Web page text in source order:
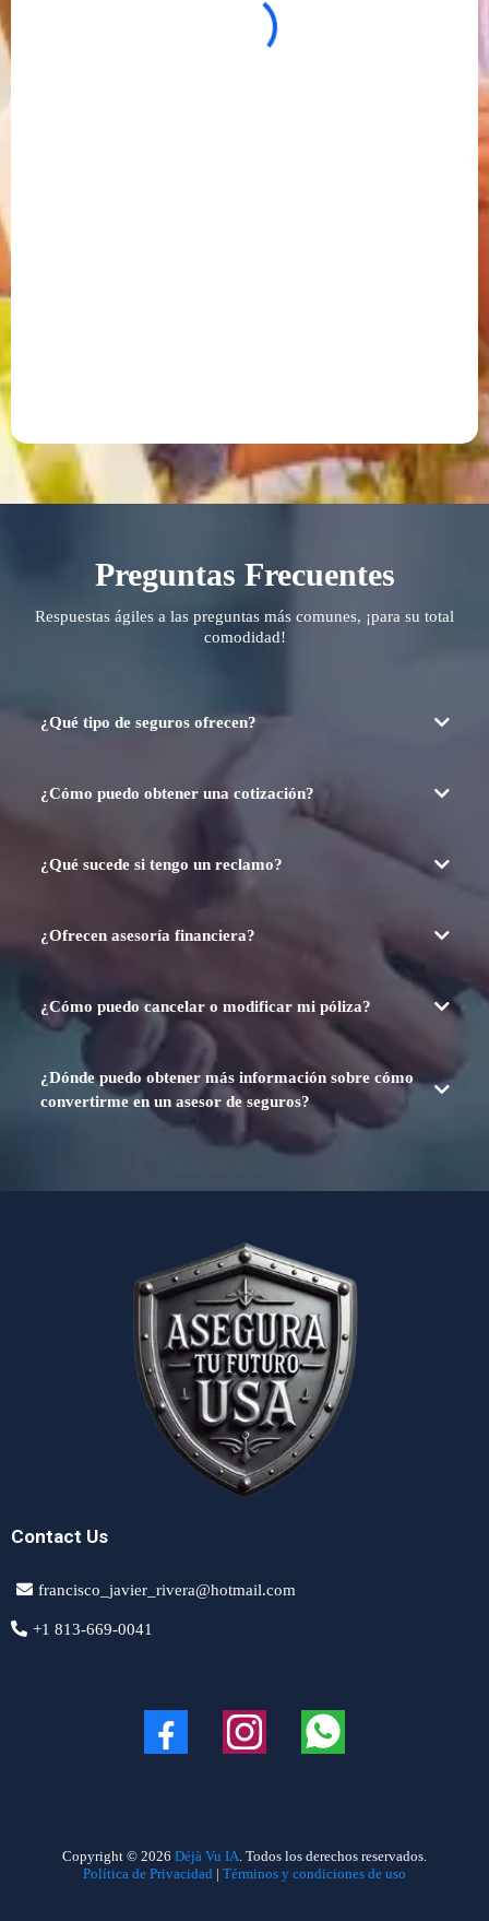
Preguntas Frecuentes
Respuestas ágiles a las preguntas más comunes, ¡para su total
comodidad!
¿Qué tipo de seguros ofrecen?
¿Cómo puedo obtener una cotización?
¿Qué sucede si tengo un reclamo?
¿Ofrecen asesoría financiera?
¿Cómo puedo cancelar o modificar mi póliza?
¿Dónde puedo obtener más información sobre cómo
convertirme en un asesor de seguros?
Contact Us
francisco_javier_rivera@hotmail.com
+1 813-669-0041
Copyright © 2026 Déjà Vu IA. Todos los derechos reservados.
Política de Privacidad | Términos y condiciones de uso